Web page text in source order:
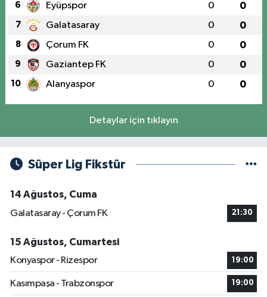
6 Eyüpspor 0 0
7 Galatasaray 0 0
8 Çorum FK 0 0
9 Gaziantep FK 0 0
10 Alanyaspor 0 0
Detaylar için tıklayın
Süper Lig Fikstür
14 Ağustos, Cuma
Galatasaray - Çorum FK
21:30
15 Ağustos, Cumartesi
Konyaspor - Rizespor
19:00
Kasımpaşa - Trabzonspor 19:00